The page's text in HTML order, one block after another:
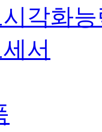
각화
서